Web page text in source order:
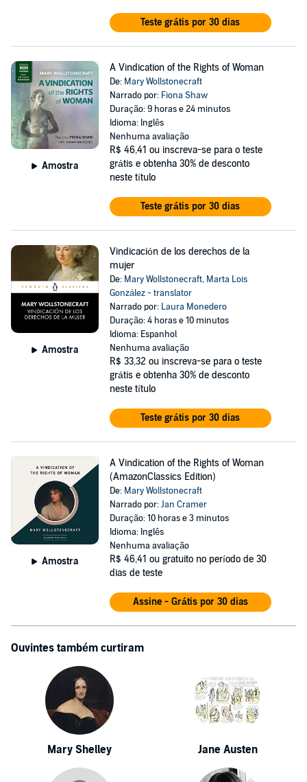
Teste grátis por 30 dias
Amostra
A Vindication of the Rights of Woman
De: Mary Wollstonecraft
Narrado por: Fiona Shaw
Duração: 9 horas e 24 minutos
Idioma: Inglês
Nenhuma avaliação
R$ 46,41 ou inscreva-se para o teste
grátis e obtenha 30% de desconto
neste título
Teste grátis por 30 dias
Amostra
Vindicación de los derechos de la
mujer
De: Mary Wollstonecraft, Marta Lois
González - translator
Narrado por: Laura Monedero
Duração: 4 horas e 10 minutos
Idioma: Espanhol
Nenhuma avaliação
R$ 33,32 ou inscreva-se para o teste
grátis e obtenha 30% de desconto
neste título
Teste grátis por 30 dias
Amostra
A Vindication of the Rights of Woman
(AmazonClassics Edition)
De: Mary Wollstonecraft
Narrado por:Jan Cramer
Duração: 10 horas e 3 minutos
Idioma: Inglês
Nenhuma avaliação
R$ 46,41 ou gratuito no período de 30
dias de teste
Assine - Grátis por 30 dias
Ouvintes também curtiram
Mary Shelley Jane Austen